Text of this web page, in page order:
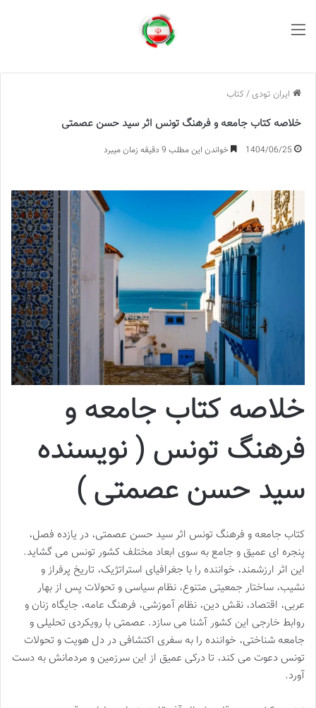
ایران تودی /کتاب
خلاصه کتاب جامعه و فرهنگ تونس اثر سید حسن عصمتی
1404/06/25 خواندن این مطلب 9 دقیقه زمان میبرد
خلاصه کتاب جامعه و
فرهنگ تونس ( نویسنده
سید حسن عصمتی )
کتاب جامعه و فرهنگ تونس اثر سید حسن عصمتی، در یازده فصل،
پنجره ای عمیق و جامع به سوی ابعاد مختلف کشور تونس می گشاید.
این اثر ارزشمند، خواننده را با جغرافیای استراتژیک، تاریخ پرفراز و
نشیب، ساختار جمعیتی متنوع، نظام سیاسی و تحولات پس از بهار
عربی، اقتصاد، نقش دین، نظام آموزشی، فرهنگ عامه، جایگاه زنان و
روابط خارجی این کشور آشنا می سازد. عصمتی با رویکردی تحلیلی و
جامعه شناختی، خواننده را به سفری اکتشافی در دل هویت و تحولات
تونس دعوت می کند، تا درکی عمیق از این سرزمین و مردمانش به دست
آورد.